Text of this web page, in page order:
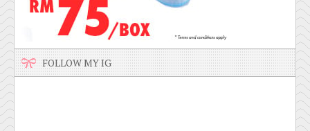
FOLLOW MY IG